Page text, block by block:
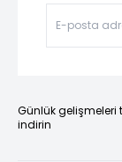
Günlük gelişmeleri
indirin